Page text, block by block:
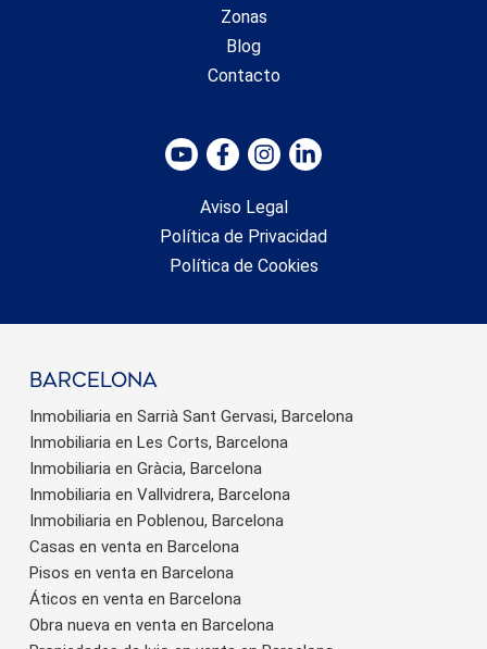
Zonas
Blog
Contacto
Aviso Legal
Política de Privacidad
Política de Cookies
barcelona
Inmobiliaria en Sarrià Sant Gervasi, Barcelona
Inmobiliaria en Les Corts, Barcelona
Inmobiliaria en Gràcia, Barcelona
Inmobiliaria en Vallvidrera, Barcelona
Inmobiliaria en Poblenou, Barcelona
Casas en venta en Barcelona
Pisos en venta en Barcelona
Áticos en venta en Barcelona
Obra nueva en venta en Barcelona